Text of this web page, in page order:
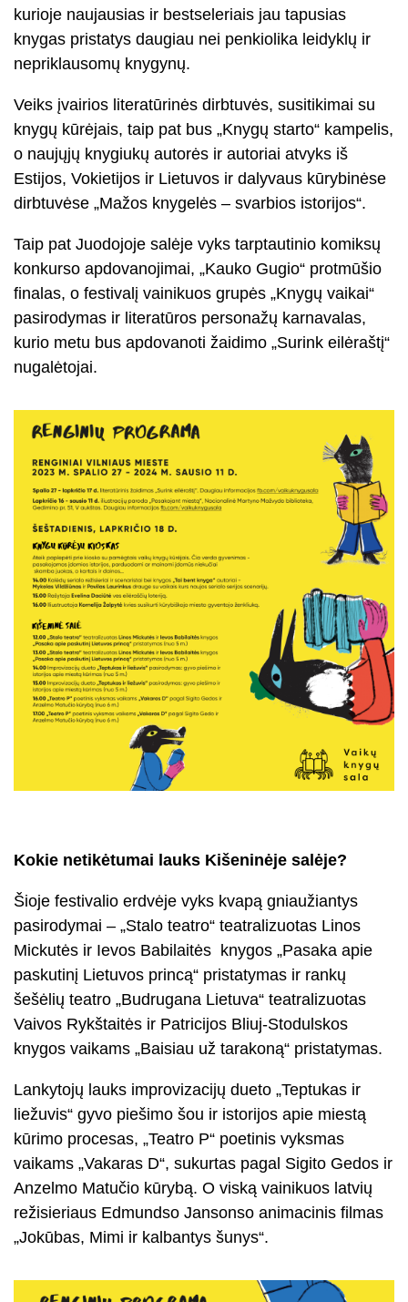
kurioje naujausias ir bestseleriais jau tapusias
knygas pristatys daugiau nei penkiolika leidyklų ir
nepriklausomų knygynų.
Veiks įvairios literatūrinės dirbtuvės, susitikimai su
knygų kūrėjais, taip pat bus „Knygų starto“ kampelis,
o naujųjų knygiukų autorės ir autoriai atvyks iš
Estijos, Vokietijos ir Lietuvos ir dalyvaus kūrybinėse
dirbtuvėse „Mažos knygelės – svarbios istorijos“.
Taip pat Juodojoje salėje vyks tarptautinio komiksų
konkurso apdovanojimai, „Kauko Gugio“ protmūšio
finalas, o festivalį vainikuos grupės „Knygų vaikai“
pasirodymas ir literatūros personažų karnavalas,
kurio metu bus apdovanoti žaidimo „Surink eilėraštį“
nugalėtojai.
Kokie netikėtumai lauks Kišeninėje salėje?
Šioje festivalio erdvėje vyks kvapą gniaužiantys
pasirodymai – „Stalo teatro“ teatralizuotas Linos
Mickutės ir Ievos Babilaitės knygos „Pasaka apie
paskutinį Lietuvos princą“ pristatymas ir rankų
šešėlių teatro „Budrugana Lietuva“ teatralizuotas
Vaivos Rykštaitės ir Patricijos Bliuj-Stodulskos
knygos vaikams „Baisiau už tarakoną“ pristatymas.
Lankytojų lauks improvizacijų dueto „Teptukas ir
liežuvis“ gyvo piešimo šou ir istorijos apie miestą
kūrimo procesas, „Teatro P“ poetinis vyksmas
vaikams „Vakaras D“, sukurtas pagal Sigito Gedos ir
Anzelmo Matučio kūrybą. O viską vainikuos latvių
režisieriaus Edmundso Jansonso animacinis filmas
„Jokūbas, Mimi ir kalbantys šunys“.